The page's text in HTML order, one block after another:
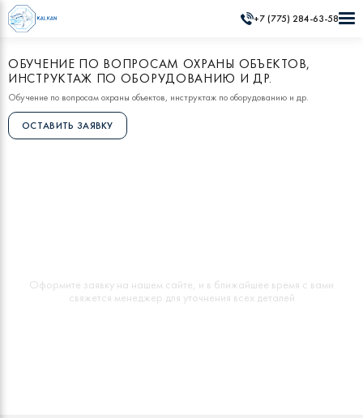
+7 (775) 284-63-58
ОБУЧЕНИЕ ПО ВОПРОСАМ ОХРАНЫ ОБЪЕКТОВ,
ИНСТРУКТАЖ ПО ОБОРУДОВАНИЮ И ДР.
Обучение по вопросам охраны объектов, инструктаж по оборудованию и др.
ОСТАВИТЬ ЗАЯВКУ
Oформите заявку на нашем сайте, и в ближайшее время с вами
свяжется менеджер для уточнения всех деталей